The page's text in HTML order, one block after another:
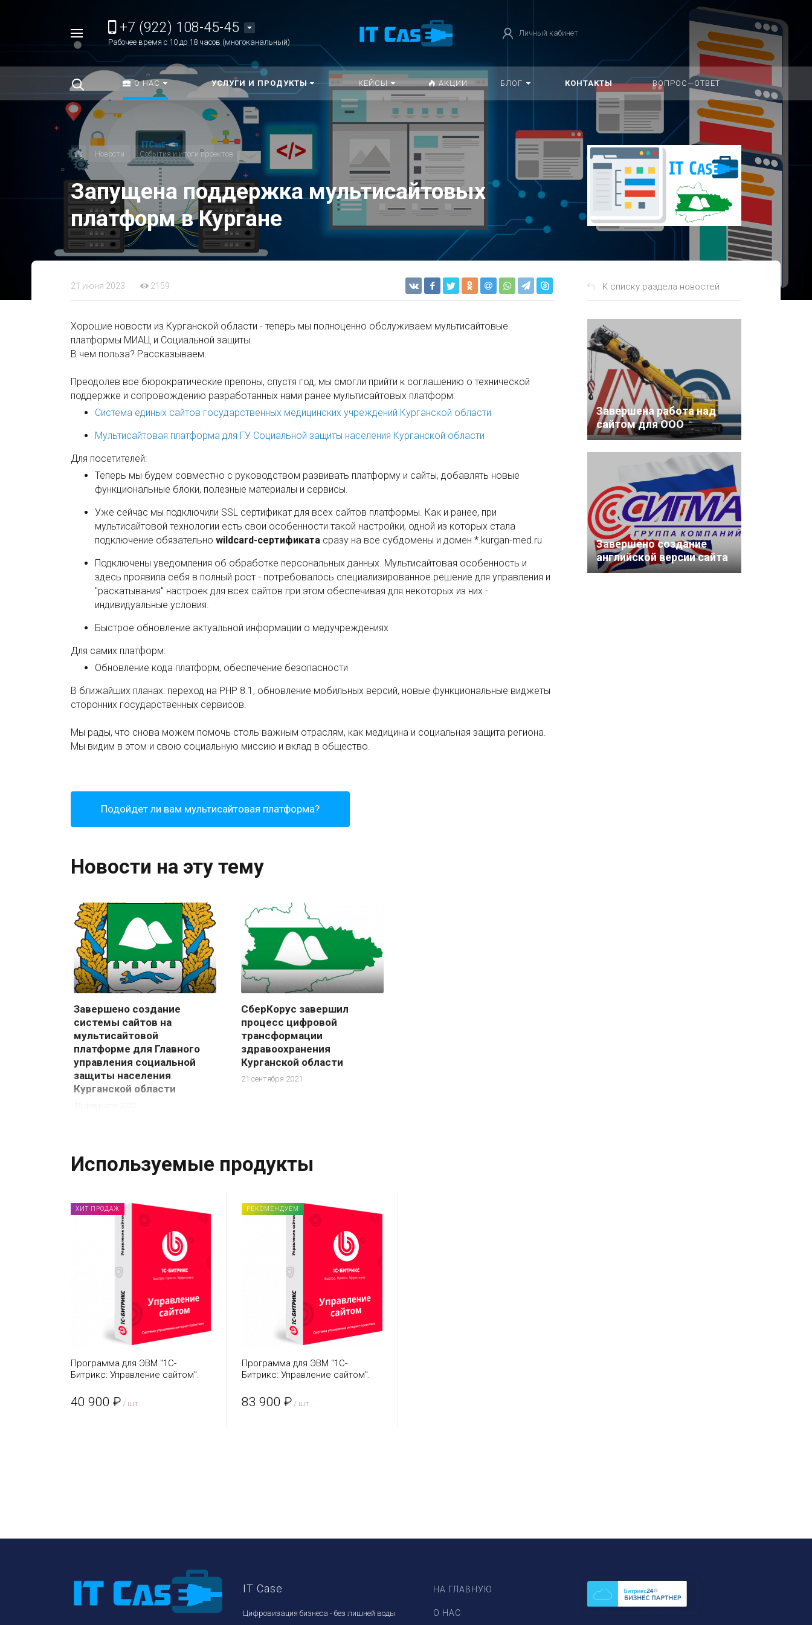
Найти
+7 (922) 108-45-45
Рабочее время с 10 до 18 часов (многоканальный)
Личный кабинет
О НАС УСЛУГИ И ПРОДУКТЫ КЕЙСЫ АКЦИИ БЛОГ КОНТАКТЫ ВОПРОС—ОТВЕТ
Новости События и итоги проектов
Запущена поддержка мультисайтовых
платформ в Кургане
21 июня 2023 2159
Хорошие новости из Курганской области - теперь мы полноценно обслуживаем мультисайтовые
платформы МИАЦ и Социальной защиты.
В чем польза? Рассказываем.
Преодолев все бюрократические препоны, спустя год, мы смогли прийти к соглашению о технической
поддержке и сопровождению разработанных нами ранее мультисайтовых платформ:
Система единых сайтов государственных медицинских учреждений Курганской области
Мультисайтовая платформа для ГУ Социальной защиты населения Курганской области
Для посетителей:
Теперь мы будем совместно с руководством развивать платформу и сайты, добавлять новые
функциональные блоки, полезные материалы и сервисы.
Уже сейчас мы подключили SSL сертификат для всех сайтов платформы. Как и ранее, при
мультисайтовой технологии есть свои особенности такой настройки, одной из которых стала
подключение обязательно wildcard-сертификата сразу на все субдомены и домен *.kurgan-med.ru
Подключены уведомления об обработке персональных данных. Мультисайтовая особенность и
здесь проявила себя в полный рост - потребовалось специализированное решение для управления и
"раскатывания" настроек для всех сайтов при этом обеспечивая для некоторых из них -
индивидуальные условия.
Быстрое обновление актуальной информации о медучреждениях
Для самих платформ:
Обновление кода платформ, обеспечение безопасности
В ближайших планах: переход на PHP 8.1, обновление мобильных версий, новые функциональные виджеты
сторонних государственных сервисов.
Мы рады, что снова можем помочь столь важным отраслям, как медицина и социальная защита региона.
Мы видим в этом и свою социальную миссию и вклад в общество.
Подойдет ли вам мультисайтовая платформа?
Новости на эту тему
Завершено создание
системы сайтов на
мультисайтовой
платформе для Главного
управления социальной
защиты населения
Курганской области
СберКорус завершил
процесс цифровой
трансформации
здравоохранения
Курганской области
21 сентября 2021
Используемые продукты
ХИТ ПРОДАЖ
Программа для ЭВМ "1С-
Битрикс: Управление сайтом".
40 900 ₽ / шт
РЕКОМЕНДУЕМ
Программа для ЭВМ "1С-
Битрикс: Управление сайтом".
83 900 ₽ / шт
К списку раздела новостей
Завершена работа над
сайтом для ООО
"Специализированный
застройщик
«Монолитное
строительство»
Завершено создание
английской версии сайта
ГК "Сигма"
IT Case
Цифровизация бизнеса - без лишней воды
НА ГЛАВНУЮ
О НАС